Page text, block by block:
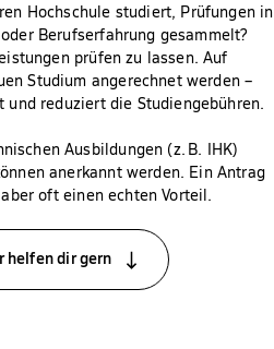
Hochschule studiert, Prüfungen in
Berufserfahrung gesammelt?
prüfen zu lassen. Auf
Studium angerechnet werden –
reduziert die Studiengebühren.
Ausbildungen (z. B. IHK)
anerkannt werden. Ein Antrag
oft einen echten Vorteil.
helfen dir gern